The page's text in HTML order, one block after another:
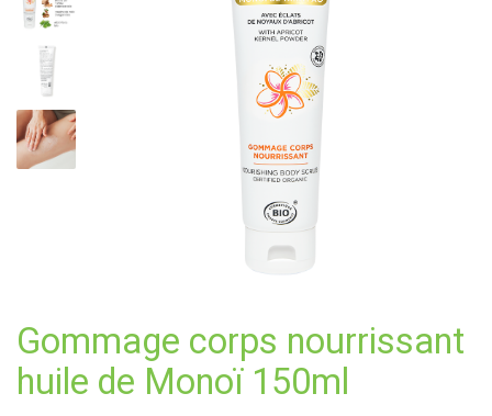
Gommage corps nourrissant
huile de Monoï 150ml